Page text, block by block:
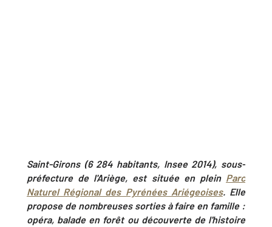
Saint-Girons (6 284 habitants, Insee 2014), sous-
préfecture de l'Ariège, est située en plein Parc
Naturel Régional des Pyrénées Ariégeoises.Elle
propose de nombreuses sorties à faire en famille :
opéra, balade en forêt ou découverte de l'histoire